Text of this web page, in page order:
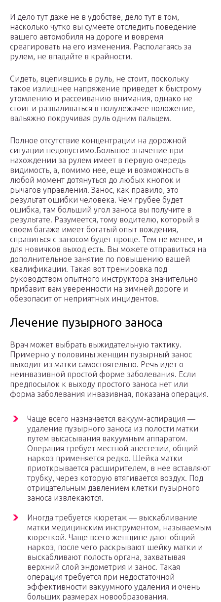
И дело тут даже не в удобстве, дело тут в том,
насколько чутко вы сумеете отследить поведение
вашего автомобиля на дороге и вовремя
среагировать на его изменения. Располагаясь за
рулем, не впадайте в крайности.
Сидеть, вцепившись в руль, не стоит, поскольку
такое излишнее напряжение приведет к быстрому
утомлению и рассеиванию внимания, однако не
стоит и разваливаться в полулежачее положение,
вальяжно покручивая руль одним пальцем.
Полное отсутствие концентрации на дорожной
ситуации недопустимо.Большое значение при
нахождении за рулем имеет в первую очередь
видимость, а, помимо нее, еще и возможность в
любой момент дотянуться до любых кнопок и
рычагов управления. Занос, как правило, это
результат ошибки человека. Чем грубее будет
ошибка, там больший угол заноса вы получите в
результате. Разумеется, тому водителю, который в
своем багаже имеет богатый опыт вождения,
справиться с заносом будет проще. Тем не менее, и
для новичков выход есть. Вы можете отправиться на
дополнительное занятие по повышению вашей
квалификации. Такая вот тренировка под
руководством опытного инструктора значительно
прибавит вам уверенности на зимней дороге и
обезопасит от неприятных инцидентов.
Лечение пузырного заноса
Врач может выбрать выжидательную тактику.
Примерно у половины женщин пузырный занос
выходит из матки самостоятельно. Речь идет о
неинвазивной простой форме заболевания. Если
предпосылок к выходу простого заноса нет или
форма заболевания инвазивная, показана операция.
Чаще всего назначается вакуум-аспирация —
удаление пузырного заноса из полости матки
путем высасывания вакуумным аппаратом.
Операция требует местной анестезии, общий
наркоз применяется редко. Шейка матки
приоткрывается расширителем, в нее вставляют
трубку, через которую втягивается воздух. Под
отрицательным давлением клетки пузырного
заноса извлекаются.
Иногда требуется кюретаж — выскабливание
матки медицинским инструментом, называемым
кюреткой. Чаще всего женщине дают общий
наркоз, после чего раскрывают шейку матки и
выскабливают полость органа, захватывая
верхний слой эндометрия и занос. Такая
операция требуется при недостаточной
эффективности вакуумного удаления и очень
больших размерах новообразования.